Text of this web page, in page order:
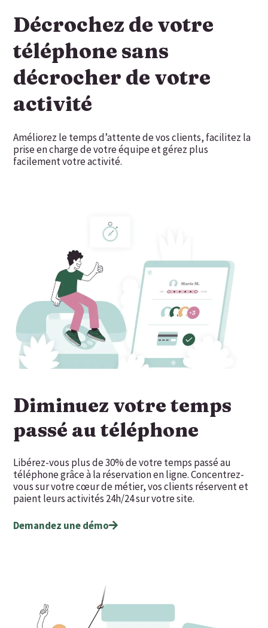
Décrochez de votre
téléphone sans
décrocher de votre
activité
Améliorez le temps d’attente de vos clients, facilitez la
prise en charge de votre équipe et gérez plus
facilement votre activité.
Diminuez votre temps
passé au téléphone
Libérez-vous plus de 30% de votre temps passé au
téléphone grâce à la réservation en ligne. Concentrez-
vous sur votre cœur de métier, vos clients réservent et
paient leurs activités 24h/24 sur votre site.
Demandez une démo